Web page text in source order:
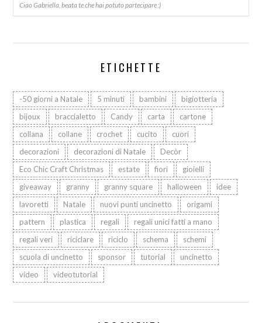
Ciao Gabriella, beata te che hai potuto partecipare :)
ETICHETTE
-50 giorni a Natale 5 minuti bambini
bigiotteria
bijoux
braccialetto Candy carta
cartone
collana
collane crochet cucito
cuori
decorazioni
decorazioni di Natale
Decòr
Eco Chic Craft Christmas
estate fiori
gioielli
giveaway
granny granny square halloween
idee
lavoretti
Natale nuovi punti uncinetto
origami
pattern
plastica regali
regali unici fatti a mano
regali veri
riciclare riciclo schema
schemi
scuola di uncinetto
sponsor tutorial
uncinetto
video
videotutorial